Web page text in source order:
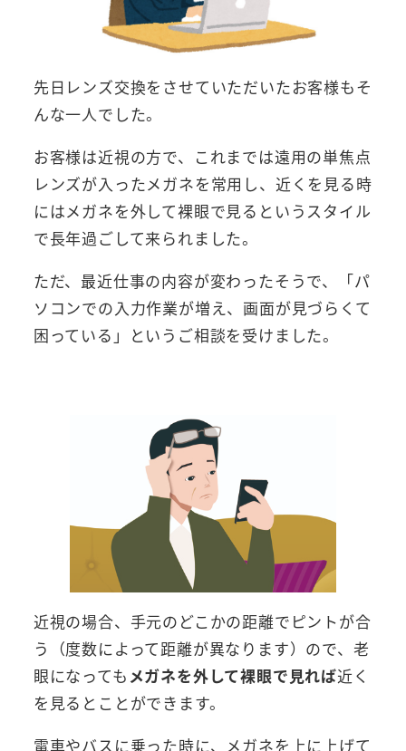
先日レンズ交換をさせていただいたお客様もそ
んな一人でした。
お客様は近視の方で、これまでは遠用の単焦点
レンズが入ったメガネを常用し、近くを見る時
にはメガネを外して裸眼で見るというスタイル
で長年過ごして来られました。
ただ、最近仕事の内容が変わったそうで、「パ
ソコンでの入力作業が増え、画面が見づらくて
困っている」というご相談を受けました。
近視の場合、手元のどこかの距離でピントが合
う（度数によって距離が異なります）ので、老
眼になっても メガネを外して裸眼で見れば近く
を見るとことができます。
電車やバスに乗った時に、メガネを上に上げて